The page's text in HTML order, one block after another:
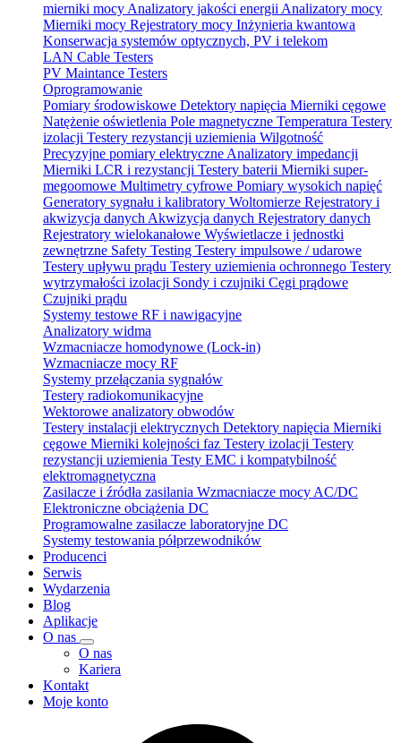
mierniki mocy Analizatory jakości energii Analizatory mocy
Mierniki mocy Rejestratory mocy Inżynieria kwantowa
Konserwacja systemów optycznych, PV i telekom
LAN Cable Testers
PV Maintance Testers
Oprogramowanie
Pomiary środowiskowe Detektory napięcia Mierniki cęgowe
Natężenie oświetlenia Pole magnetyczne Temperatura Testery
izolacji Testery rezystancji uziemienia Wilgotność
Precyzyjne pomiary elektryczne Analizatory impedancji
Mierniki LCR i rezystancji Testery baterii Mierniki super-
megoomowe Multimetry cyfrowe Pomiary wysokich napięć
Generatory sygnału i kalibratory Woltomierze Rejestratory i
akwizycja danych Akwizycja danych Rejestratory danych
Rejestratory wielokanałowe Wyświetlacze i jednostki
zewnętrzne Safety Testing Testery impulsowe / udarowe
Testery upływu prądu Testery uziemienia ochronnego Testery
wytrzymałości izolacji Sondy i czujniki Cęgi prądowe
Czujniki prądu
Systemy testowe RF i nawigacyjne
Analizatory widma
Wzmacniacze homodynowe (Lock‑in)
Wzmacniacze mocy RF
Systemy przełączania sygnałów
Testery radiokomunikacyjne
Wektorowe analizatory obwodów
Testery instalacji elektrycznych Detektory napięcia Mierniki
cęgowe Mierniki kolejności faz Testery izolacji Testery
rezystancji uziemienia Testy EMC i kompatybilność
elektromagnetyczna
Zasilacze i źródła zasilania Wzmacniacze mocy AC/DC
Elektroniczne obciążenia DC
Programowalne zasilacze laboratoryjne DC
Systemy testowania półprzewodników
Producenci
Serwis
Wydarzenia
Blog
Aplikacje
O nas
O nas
Kariera
Kontakt
Moje konto